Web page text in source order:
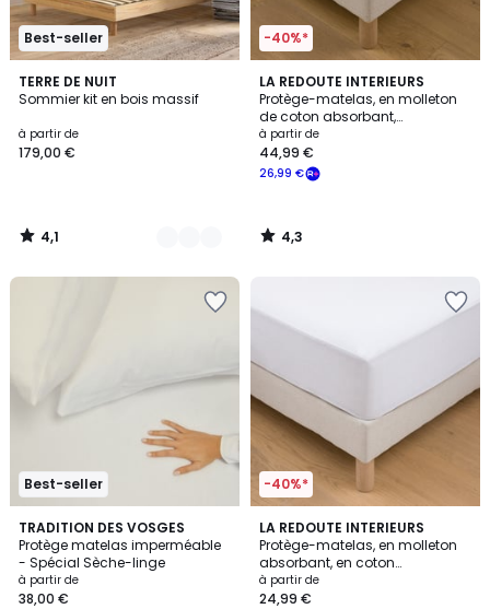
Best-seller
TERRE DE NUIT
Sommier kit en bois massif
à partir de
179,00 €
4,1
/ 5
5
Couleurs
4,1
/
-40%*
LA REDOUTE INTERIEURS
Protège-matelas, en molleton
de coton absorbant,
imperméable, hauteur maxi 30
cm
à partir de
26,99 €
44,99 €
4,3
/ 5
4,3
/
Best-seller
TRADITION DES VOSGES
Protège matelas imperméable
- Spécial Sèche-linge
à partir de
38,00 €
4,5
/ 5
-40%*
LA REDOUTE INTERIEURS
Protège-matelas, en molleton
absorbant, en coton
imperméable, hauteur maxi 22
cm
à partir de
24,99 €
4,4
/ 5